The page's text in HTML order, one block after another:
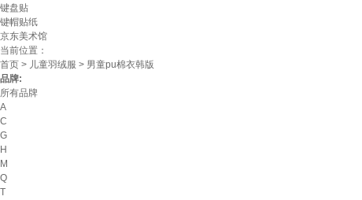
键盘贴
键帽贴纸
京东美术馆
当前位置：
首页 > 儿童羽绒服 > 男童pu棉衣韩版
品牌:
所有品牌
A
C
G
H
M
Q
T